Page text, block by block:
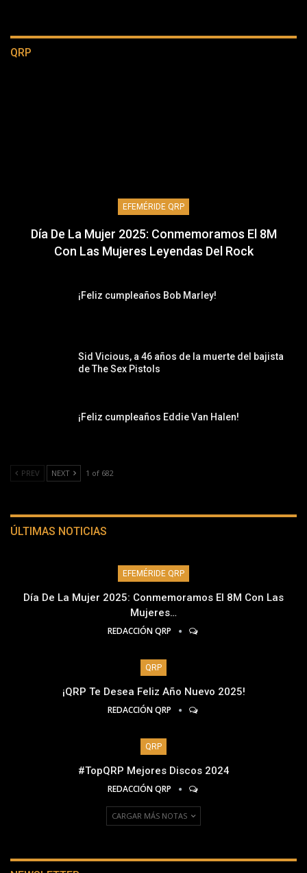
QRP
EFEMÉRIDE QRP
Día De La Mujer 2025: Conmemoramos El 8M
Con Las Mujeres Leyendas Del Rock
¡Feliz cumpleaños Bob Marley!
Sid Vicious, a 46 años de la muerte del bajista
de The Sex Pistols
¡Feliz cumpleaños Eddie Van Halen!
PREV NEXT 1 of 682
ÚLTIMAS NOTICIAS
EFEMÉRIDE QRP
Día De La Mujer 2025: Conmemoramos El 8M Con Las
Mujeres…
REDACCIÓN QRP
QRP
¡QRP Te Desea Feliz Año Nuevo 2025!
REDACCIÓN QRP
QRP
#TopQRP Mejores Discos 2024
REDACCIÓN QRP
CARGAR MÁS NOTAS